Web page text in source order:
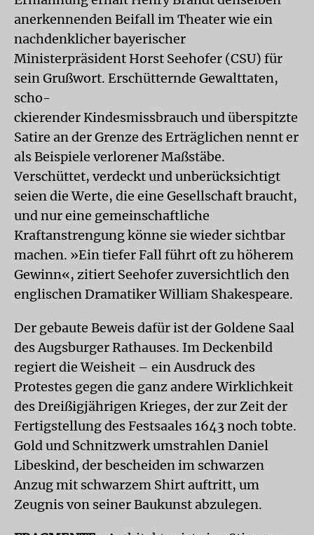
anerkennenden Beifall im Theater wie ein
nachdenklicher bayerischer
Ministerpräsident Horst Seehofer (CSU) für
sein Grußwort. Erschütternde Gewalttaten,
scho-
ckierender Kindesmissbrauch und überspitzte
Satire an der Grenze des Erträglichen nennt er
als Beispiele verlorener Maßstäbe.
Verschüttet, verdeckt und unberücksichtigt
seien die Werte, die eine Gesellschaft braucht,
und nur eine gemeinschaftliche
Kraftanstrengung könne sie wieder sichtbar
machen. »Ein tiefer Fall führt oft zu höherem
Gewinn«, zitiert Seehofer zuversichtlich den
englischen Dramatiker William Shakespeare.
Der gebaute Beweis dafür ist der Goldene Saal
des Augsburger Rathauses. Im Deckenbild
regiert die Weisheit – ein Ausdruck des
Protestes gegen die ganz andere Wirklichkeit
des Dreißigjährigen Krieges, der zur Zeit der
Fertigstellung des Festsaales 1643 noch tobte.
Gold und Schnitzwerk umstrahlen Daniel
Libeskind, der bescheiden im schwarzen
Anzug mit schwarzem Shirt auftritt, um
Zeugnis von seiner Baukunst abzulegen.